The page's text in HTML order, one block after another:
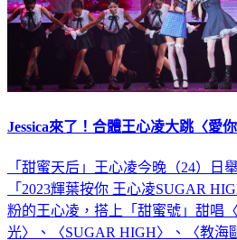
Jessica來了！合體王心凌大跳〈
「甜蜜天后」王心凌今晚（24）日
「2023輝葉按你 王心凌SUGAR
粉的王心凌，搭上「甜蜜號」甜唱
光〉、〈SUGAR HIGH〉、〈教海